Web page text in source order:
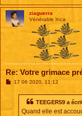
ziaguerra
Vénérable Inca
Re: Votre grimace
M
17 06 2020, 11:12
TEEGER59 a
Quand elle est